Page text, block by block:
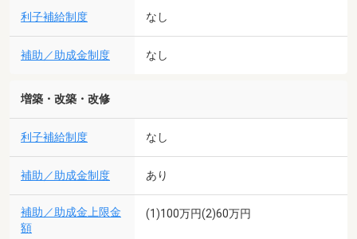
利子補給制度 なし
補助／助成金制度 なし
増築・改築・改修
利子補給制度 なし
補助／助成金制度 あり
補助／助成金上限金
額
(1)100万円(2)60万円